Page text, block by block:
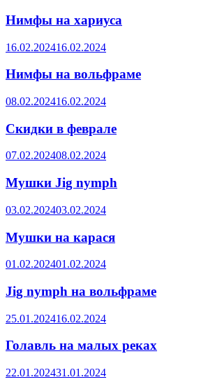
Нимфы на хариуса
16.02.202416.02.2024
Нимфы на вольфраме
08.02.202416.02.2024
Скидки в феврале
07.02.202408.02.2024
Мушки Jig nymph
03.02.202403.02.2024
Мушки на карася
01.02.202401.02.2024
Jig nymph на вольфраме
25.01.202416.02.2024
Голавль на малых реках
22.01.202431.01.2024